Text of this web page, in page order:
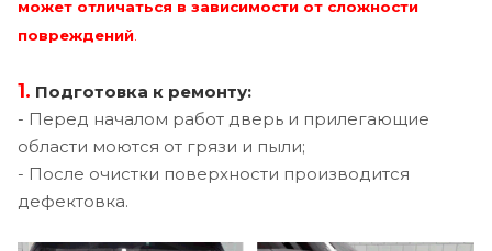
может отличаться в зависимости от сложности
повреждений.
1. Подготовка к ремонту:
- Перед началом работ дверь и прилегающие
области моются от грязи и пыли;
- После очистки поверхности производится
дефектовка.